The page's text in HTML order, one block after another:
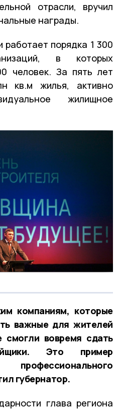
отрасли, вручил
награды.
работает порядка 1 300
в которых
человек. За пять лет
кв.м жилья, активно
жилищное
компаниям, которые
важные для жителей
смогли вовремя сдать
Это пример
губернатор.
глава региона